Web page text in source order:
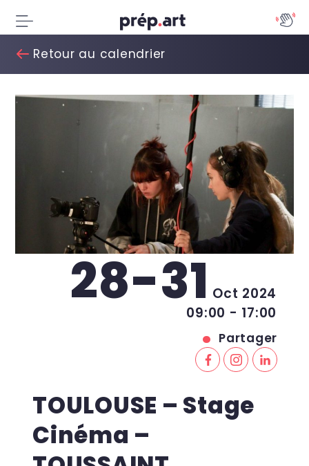
Retour au calendrier
28-31 Oct 2024
09:00 - 17:00
Partager
TOULOUSE – Stage
Cinéma –